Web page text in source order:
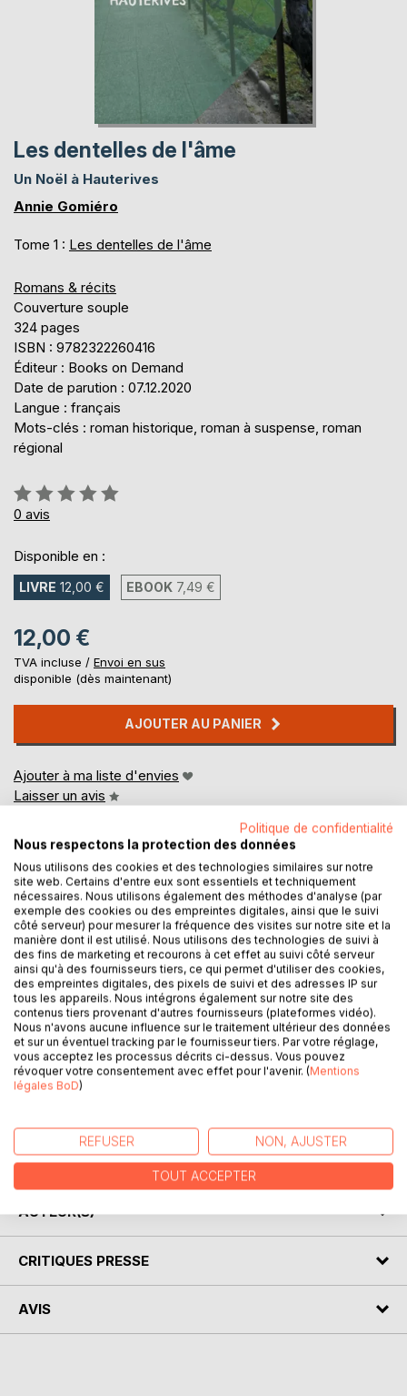
Les dentelles de l'âme
Un Noël à Hauterives
Annie Gomiéro
Tome 1 : Les dentelles de l'âme
Romans & récits
Couverture souple
324 pages
ISBN : 9782322260416
Éditeur : Books on Demand
Date de parution : 07.12.2020
Langue : français
Mots-clés : roman historique, roman à suspense, roman
régional
Évaluation:
0%
0 avis
Disponible en :
LIVRE 12,00 € EBOOK 7,49 €
12,00 €
TVA incluse / Envoi en sus
disponible (dès maintenant)
AJOUTER AU PANIER
Ajouter à ma liste d'envies
Laisser un avis
DESCRIPTION
Lorsqu'on est une grand-mère comblée mais une femme
un peu repliée sur son univers féminin, difficile de
recommencer sa vie, et de quitter la ville pour la campagne
!
Mais a-t-on le choix ?
Le changement ne se fait pas sans soubresauts ! Et ce
Mais lorsque Hauterives se pare de neige et de lumières, la
magie de Noël est au rendez-vous !
AUTEUR(S)
CRITIQUES PRESSE
AVIS
Politique de confidentialité
Nous respectons la protection des données
Nous utilisons des cookies et des technologies similaires sur notre
site web. Certains d'entre eux sont essentiels et techniquement
nécessaires. Nous utilisons également des méthodes d'analyse (par
exemple des cookies ou des empreintes digitales, ainsi que le suivi
côté serveur) pour mesurer la fréquence des visites sur notre site et la
manière dont il est utilisé. Nous utilisons des technologies de suivi à
des fins de marketing et recourons à cet effet au suivi côté serveur
ainsi qu'à des fournisseurs tiers, ce qui permet d'utiliser des cookies,
des empreintes digitales, des pixels de suivi et des adresses IP sur
tous les appareils. Nous intégrons également sur notre site des
contenus tiers provenant d'autres fournisseurs (plateformes vidéo).
Nous n'avons aucune influence sur le traitement ultérieur des données
et sur un éventuel tracking par le fournisseur tiers. Par votre réglage,
vous acceptez les processus décrits ci-dessus. Vous pouvez
révoquer votre consentement avec effet pour l'avenir. (Mentions
légales BoD)
REFUSER NON, AJUSTER
TOUT ACCEPTER